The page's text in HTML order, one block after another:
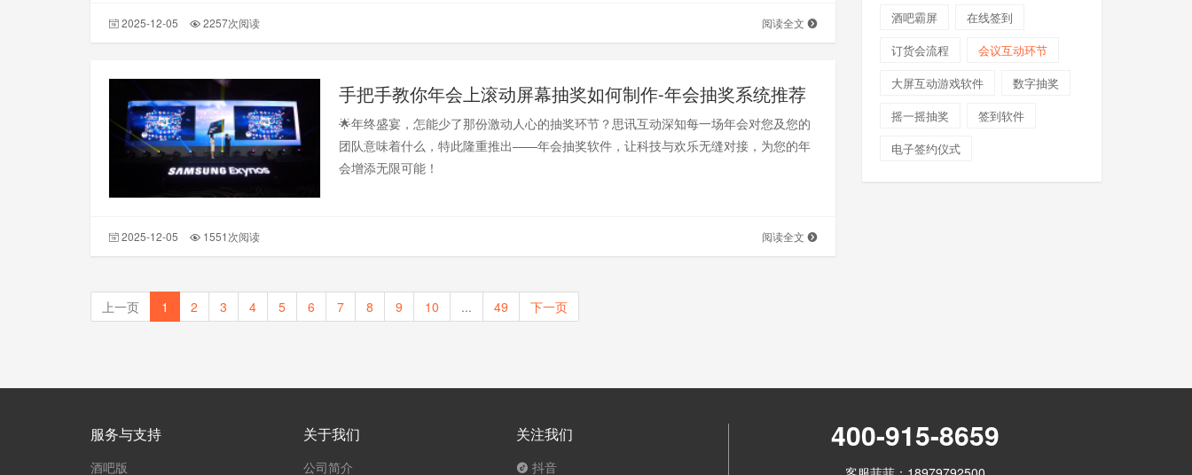
2025-12-05 2257次阅读 阅读全文
手把手教你年会上滚动屏幕抽奖如何制作-年会抽奖系统推荐
🌟年终盛宴，怎能少了那份激动人心的抽奖环节？思讯互动深知每一场年会对您及您的
团队意味着什么，特此隆重推出——年会抽奖软件，让科技与欢乐无缝对接，为您的年
会增添无限可能！
2025-12-05 1551次阅读 阅读全文
上一页 1 2 3 4 5 6 7 8 9 10 ... 49 下一页
酒吧霸屏
在线签到
订货会流程
会议互动环节
大屏互动游戏软件
数字抽奖
摇一摇抽奖
签到软件
电子签约仪式
服务与支持
酒吧版
关于我们
公司简介
关注我们
抖音
400-915-8659